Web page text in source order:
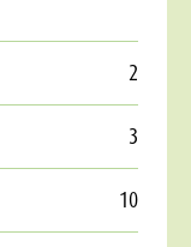
2
3
10